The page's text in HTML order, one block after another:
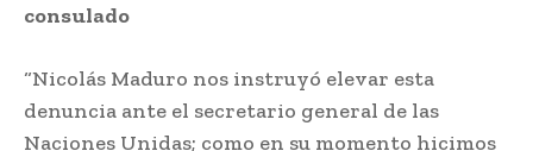
consulado
“Nicolás Maduro nos instruyó elevar esta
denuncia ante el secretario general de las
Naciones Unidas; como en su momento hicimos